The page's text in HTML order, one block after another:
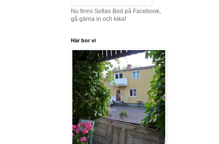
Nu finns Sofias Bod på Facebook,
gå gärna in och kika!
Här bor vi